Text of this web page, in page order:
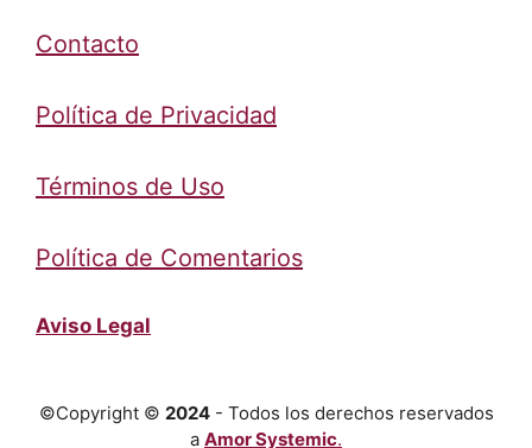
Contacto
Política de Privacidad
Términos de Uso
Política de Comentarios
Aviso Legal
©Copyright © 2024- Todos los derechos reservados
a Amor Systemic.